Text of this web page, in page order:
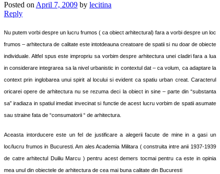
Posted on April 7, 2009 by lecitina
Reply
Nu putem vorbi despre un lucru frumos ( ca obiect arhitectural) fara a vorbi despre un loc
frumos – arhitectura de calitate este intotdeauna creatoare de spatii si nu doar de obiecte
individuale. Altfel spus este impropriu sa vorbim despre arhitectura unei cladiri fara a lua
in considerare integrarea sa la nivel urbanistic in contextul dat – ca volum, ca adaptare la
context prin inglobarea unui spirit al locului si evident ca spatiu urban creat. Caracterul
oricarei opere de arhitectura nu se rezuma deci la obiect in sine – parte din “substanta
sa” iradiaza in spatiul imediat invecinat si functie de acest lucru vorbim de spatii asumate
sau straine fata de “consumatorii “ de arhitectura.
Aceasta intorducere este un fel de justificare a alegerii facute de mine in a gasi un
loc/lucru frumos in Bucuresti. Am ales Academia Militara ( construita intre anii 1937-1939
de catre arhitectul Duiliu Marcu ) pentru acest demers tocmai pentru ca este in opinia
mea unul din obiectele de arhitectura de cea mai buna calitate din Bucuresti